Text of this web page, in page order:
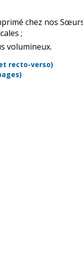
chez nos
;
volumineux.
recto-verso)